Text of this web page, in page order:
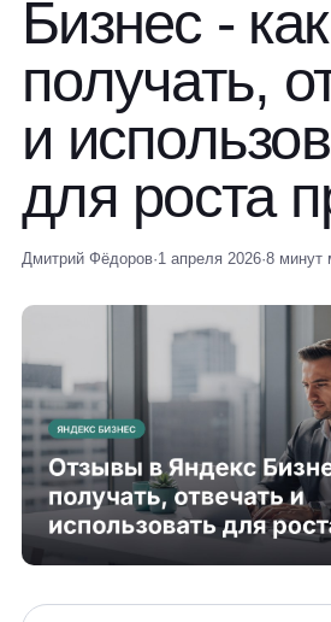
Бизнес - как
получать,
и
для роста
Дмитрий Фёдоров·1 апреля 2026·8 минут